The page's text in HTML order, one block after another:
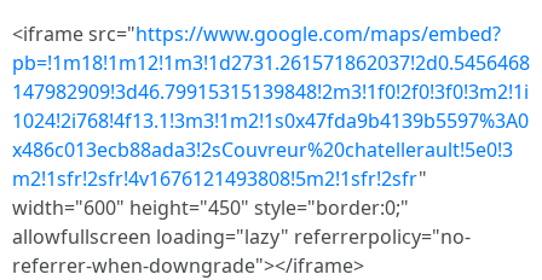
<iframe src="https://www.google.com/maps/embed?
pb=!1m18!1m12!1m3!1d2731.261571862037!2d0.5456468
147982909!3d46.79915315139848!2m3!1f0!2f0!3f0!3m2!1i
1024!2i768!4f13.1!3m3!1m2!1s0x47fda9b4139b5597%3A0
x486c013ecb88ada3!2sCouvreur%20chatellerault!5e0!3
m2!1sfr!2sfr!4v1676121493808!5m2!1sfr!2sfr"
width="600" height="450" style="border:0;"
allowfullscreen loading="lazy" referrerpolicy="no-
referrer-when-downgrade"></iframe>